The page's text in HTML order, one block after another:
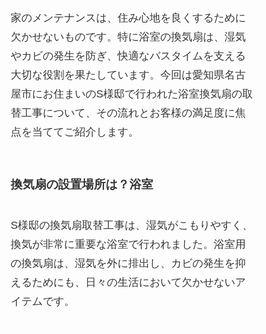
家のメンテナンスは、住み心地を良くするために
欠かせないものです。特に浴室の換気扇は、湿気
やカビの発生を防ぎ、快適なバスタイムを支える
大切な役割を果たしています。今回は愛知県名古
屋市にお住まいのS様邸で行われた浴室換気扇の取
替工事について、その流れとお客様の満足度に焦
点を当ててご紹介します。
換気扇の設置場所は？浴室
S様邸の換気扇取替工事は、湿気がこもりやすく、
換気が非常に重要な浴室で行われました。浴室用
の換気扇は、湿気を外に排出し、カビの発生を抑
えるためにも、日々の生活において欠かせないア
イテムです。